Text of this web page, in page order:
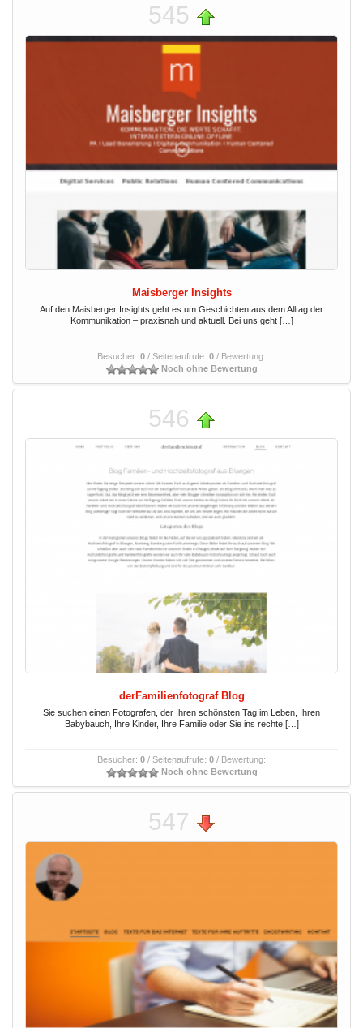
545
Maisberger Insights
Auf den Maisberger Insights geht es um Geschichten aus dem Alltag der
Kommunikation – praxisnah und aktuell. Bei uns geht […]
Besucher: 0 / Seitenaufrufe: 0 / Bewertung:
Noch ohne Bewertung
546
derFamilienfotograf Blog
Sie suchen einen Fotografen, der Ihren schönsten Tag im Leben, Ihren
Babybauch, Ihre Kinder, Ihre Familie oder Sie ins rechte […]
Besucher: 0 / Seitenaufrufe: 0 / Bewertung:
Noch ohne Bewertung
547